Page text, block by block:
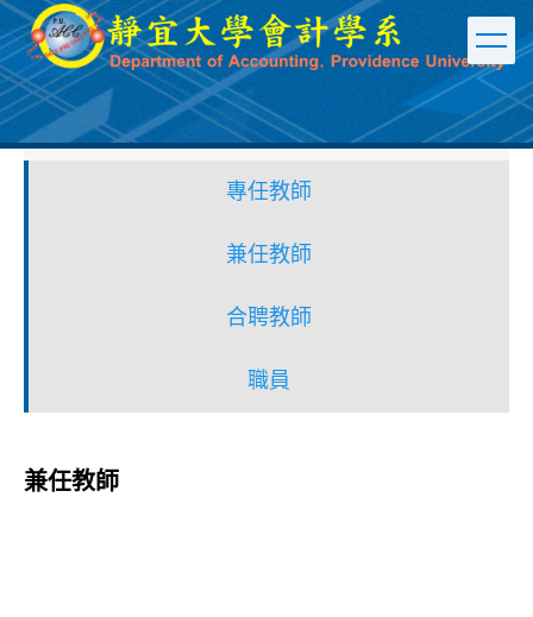
跳
到
主
要
內
容
區
專任教師
兼任教師
合聘教師
職員
兼任教師